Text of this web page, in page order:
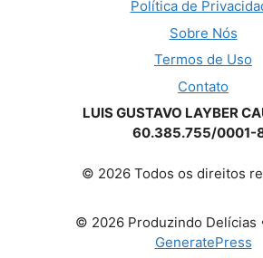
Política de
Sobre Nós
Termos de Uso
Contato
LUIS GUSTAVO LAYBER
60.385.755/0001-
© 2026 Todos os direitos
© 2026 Produzindo Delícias
GeneratePress